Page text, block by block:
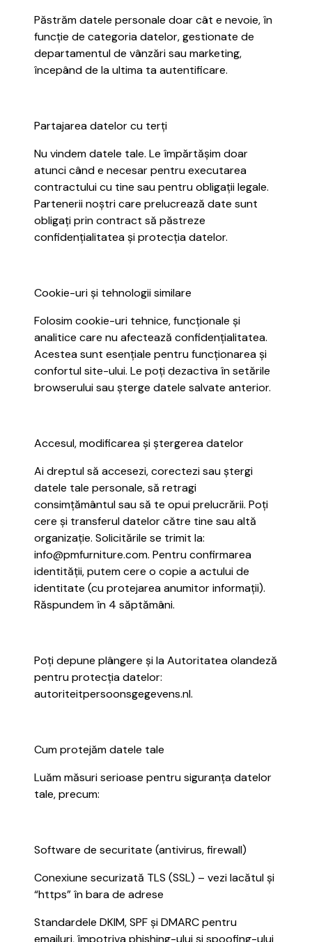
Păstrăm datele personale doar cât e nevoie, în
funcție de categoria datelor, gestionate de
departamentul de vânzări sau marketing,
începând de la ultima ta autentificare.
Partajarea datelor cu terți
Nu vindem datele tale. Le împărtășim doar
atunci când e necesar pentru executarea
contractului cu tine sau pentru obligații legale.
Partenerii noștri care prelucrează date sunt
obligați prin contract să păstreze
confidențialitatea și protecția datelor.
Cookie-uri și tehnologii similare
Folosim cookie-uri tehnice, funcționale și
analitice care nu afectează confidențialitatea.
Acestea sunt esențiale pentru funcționarea și
confortul site-ului. Le poți dezactiva în setările
browserului sau șterge datele salvate anterior.
Accesul, modificarea și ștergerea datelor
Ai dreptul să accesezi, corectezi sau ștergi
datele tale personale, să retragi
consimțământul sau să te opui prelucrării. Poți
cere și transferul datelor către tine sau altă
organizație. Solicitările se trimit la:
info@pmfurniture.com. Pentru confirmarea
identității, putem cere o copie a actului de
identitate (cu protejarea anumitor informații).
Răspundem în 4 săptămâni.
Poți depune plângere și la Autoritatea olandeză
pentru protecția datelor:
autoriteitpersoonsgegevens.nl.
Cum protejăm datele tale
Luăm măsuri serioase pentru siguranța datelor
tale, precum:
Software de securitate (antivirus, firewall)
Conexiune securizată TLS (SSL) – vezi lacătul și
“https” în bara de adrese
Standardele DKIM, SPF și DMARC pentru
emailuri, împotriva phishing-ului și spoofing-ului